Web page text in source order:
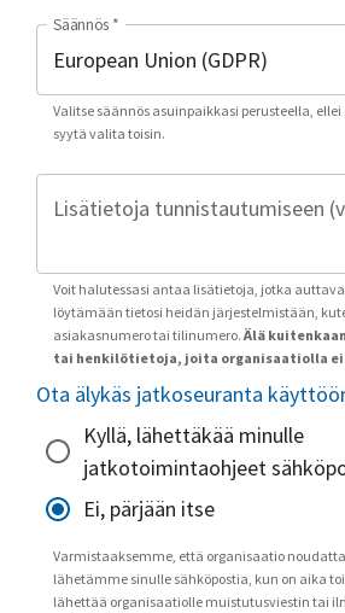
Säännös *
Valitse säännös asuinpaikkasi perusteella,
syytä valita toisin.
Lisätietoja tunnistautumiseen
Voit halutessasi antaa lisätietoja, jotka
löytämään tietosi heidän järjestelmistään,
asiakasnumero tai tilinumero. Älä
tai henkilötietoja, joita organisaatiolla ei
Ota älykäs jatkoseuranta
Kyllä, lähettäkää minulle
jatkotoimintaohjeet
Ei, pärjään itse
Varmistaaksemme, että organisaatio
lähetämme sinulle sähköpostia, kun on aika
lähettää organisaatiolle muistutusviestin tai